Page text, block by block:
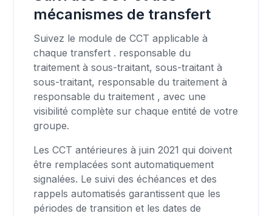
mécanismes de transfert
Suivez le module de CCT applicable à
chaque transfert . responsable du
traitement à sous-traitant, sous-traitant à
sous-traitant, responsable du traitement à
responsable du traitement , avec une
visibilité complète sur chaque entité de votre
groupe.
Les CCT antérieures à juin 2021 qui doivent
être remplacées sont automatiquement
signalées. Le suivi des échéances et des
rappels automatisés garantissent que les
périodes de transition et les dates de